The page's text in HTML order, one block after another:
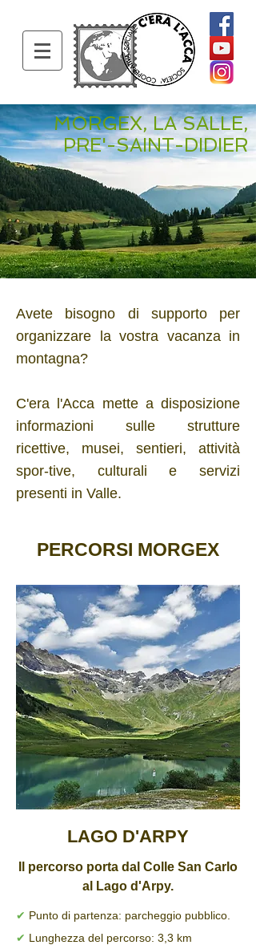
MORGEX, LA SALLE,
PRE'-SAINT-DIDIER
Avete bisogno di supporto per
organizzare la vostra vacanza in
montagna?
C'era l'Acca mette a disposizione
informazioni sulle strutture
ricettive, musei, sentieri, attività
spor-tive, culturali e servizi
presenti in Valle.
PERCORSI MORGEX
LAGO D'ARPY
Il percorso porta dal Colle San Carlo
al Lago d'Arpy.
✔ Punto di partenza: parcheggio pubblico.
✔ Lunghezza del percorso: 3,3 km